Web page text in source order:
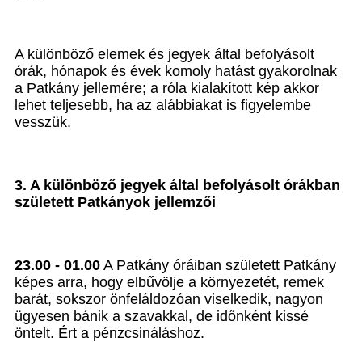
A különböző elemek és jegyek által befolyásolt
órák, hónapok és évek komoly hatást gyakorolnak
a Patkány jellemére; a róla kialakított kép akkor
lehet teljesebb, ha az alábbiakat is figyelembe
vesszük.
3. A különböző jegyek által befolyásolt órákban
született Patkányok jellemzői
23.00 - 01.00 A Patkány óráiban született Patkány
képes arra, hogy elbűvölje a környezetét, remek
barát, sokszor önfeláldozóan viselkedik, nagyon
ügyesen bánik a szavakkal, de időnként kissé
öntelt. Ért a pénzcsináláshoz.